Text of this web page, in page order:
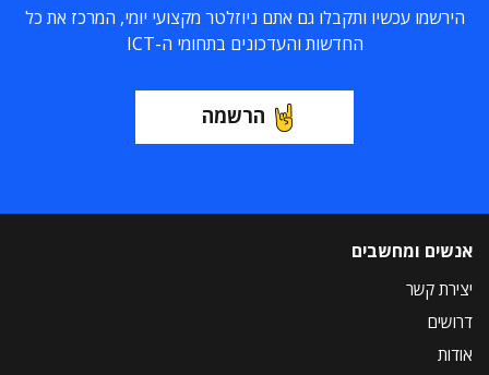
הירשמו עכשיו ותקבלו גם אתם ניוזלטר מקצועי יומי, המרכז את כל
החדשות והעדכונים בתחומי ה-ICT
הרשמה
אנשים ומחשבים
יצירת קשר
דרושים
אודות